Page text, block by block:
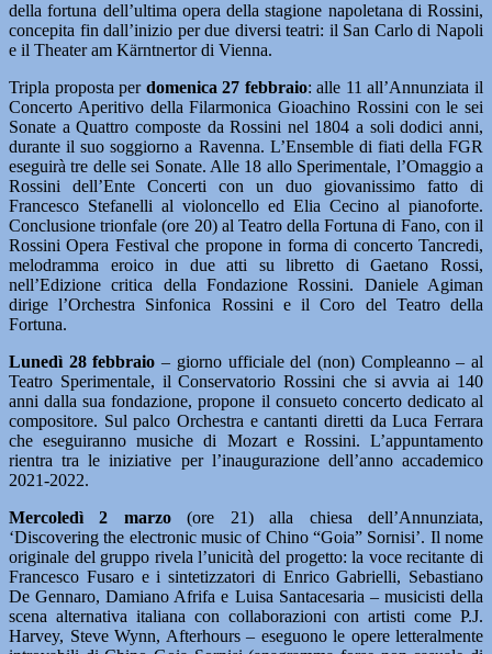
della fortuna dell’ultima opera della stagione napoletana di Rossini,
concepita fin dall’inizio per due diversi teatri: il San Carlo di Napoli
e il Theater am Kärntnertor di Vienna.
Tripla proposta per domenica 27 febbraio: alle 11 all’Annunziata il
Concerto Aperitivo della Filarmonica Gioachino Rossini con le sei
Sonate a Quattro composte da Rossini nel 1804 a soli dodici anni,
durante il suo soggiorno a Ravenna. L’Ensemble di fiati della FGR
eseguirà tre delle sei Sonate. Alle 18 allo Sperimentale, l’Omaggio a
Rossini dell’Ente Concerti con un duo giovanissimo fatto di
Francesco Stefanelli al violoncello ed Elia Cecino al pianoforte.
Conclusione trionfale (ore 20) al Teatro della Fortuna di Fano, con il
Rossini Opera Festival che propone in forma di concerto Tancredi,
melodramma eroico in due atti su libretto di Gaetano Rossi,
nell’Edizione critica della Fondazione Rossini. Daniele Agiman
dirige l’Orchestra Sinfonica Rossini e il Coro del Teatro della
Fortuna.
Lunedì 28 febbraio – giorno ufficiale del (non) Compleanno – al
Teatro Sperimentale, il Conservatorio Rossini che si avvia ai 140
anni dalla sua fondazione, propone il consueto concerto dedicato al
compositore. Sul palco Orchestra e cantanti diretti da Luca Ferrara
che eseguiranno musiche di Mozart e Rossini. L’appuntamento
rientra tra le iniziative per l’inaugurazione dell’anno accademico
2021-2022.
Mercoledì 2 marzo(ore 21) alla chiesa dell’Annunziata,
‘Discovering the electronic music of Chino “Goia” Sornisi’. Il nome
originale del gruppo rivela l’unicità del progetto: la voce recitante di
Francesco Fusaro e i sintetizzatori di Enrico Gabrielli, Sebastiano
De Gennaro, Damiano Afrifa e Luisa Santacesaria – musicisti della
scena alternativa italiana con collaborazioni con artisti come P.J.
Harvey, Steve Wynn, Afterhours – eseguono le opere letteralmente